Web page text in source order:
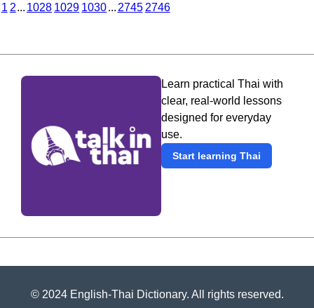
1 2... 1028 1029 1030... 2745 2746
Learn practical Thai with
clear, real-world lessons
designed for everyday
use.
Start learning Thai
© 2024 English-Thai Dictionary. All rights reserved.